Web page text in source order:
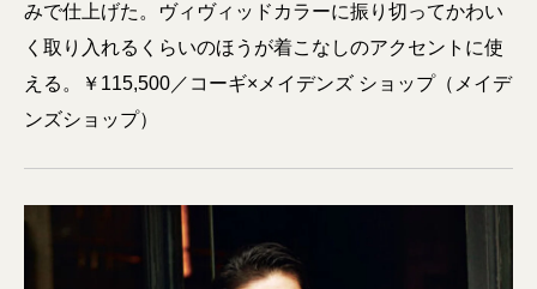
みで仕上げた。ヴィヴィッドカラーに振り切ってかわい
く取り入れるくらいのほうが着こなしのアクセントに使
える。￥115,500／コーギ×メイデンズ ショップ（メイデ
ンズショップ）